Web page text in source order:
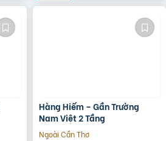
Hàng Hiếm – Gần Trường
Nam Việt 2 Tầng
Ngoài Cần Thơ